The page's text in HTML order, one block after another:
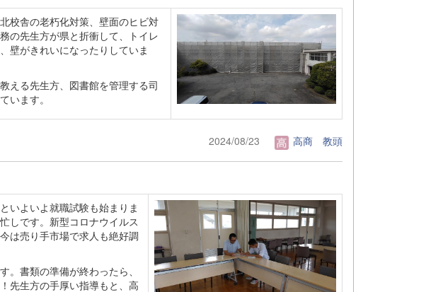
校舎の老朽化対策、壁面のヒビ対
の先生方が県と折衝して、トイレ
壁がきれいになったりしていま
える先生方、図書館を管理する司
います。
2024/08/23 高商 教頭
いよいよ就職試験も始まりま
しです。新型コロナウイルス
は売り手市場で求人も絶好調
書類の準備が終わったら、
先生方の手厚い指導もと、高